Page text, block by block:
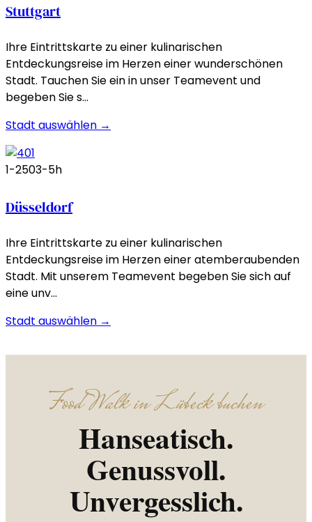
Stuttgart
Ihre Eintrittskarte zu einer kulinarischen
Entdeckungsreise im Herzen einer wunderschönen
Stadt. Tauchen Sie ein in unser Teamevent und
begeben Sie s…
Stadt auswählen →
1-2503-5h
Düsseldorf
Ihre Eintrittskarte zu einer kulinarischen
Entdeckungsreise im Herzen einer atemberaubenden
Stadt. Mit unserem Teamevent begeben Sie sich auf
eine unv…
Stadt auswählen →
Food Walk in Lübeck buchen
Hanseatisch.
Genussvoll.
Unvergesslich.